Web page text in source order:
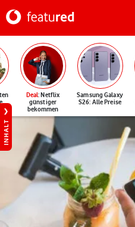
Deal: Netflix
günstiger
bekommen
Samsung Galaxy
S26: Alle Preise
INHALT